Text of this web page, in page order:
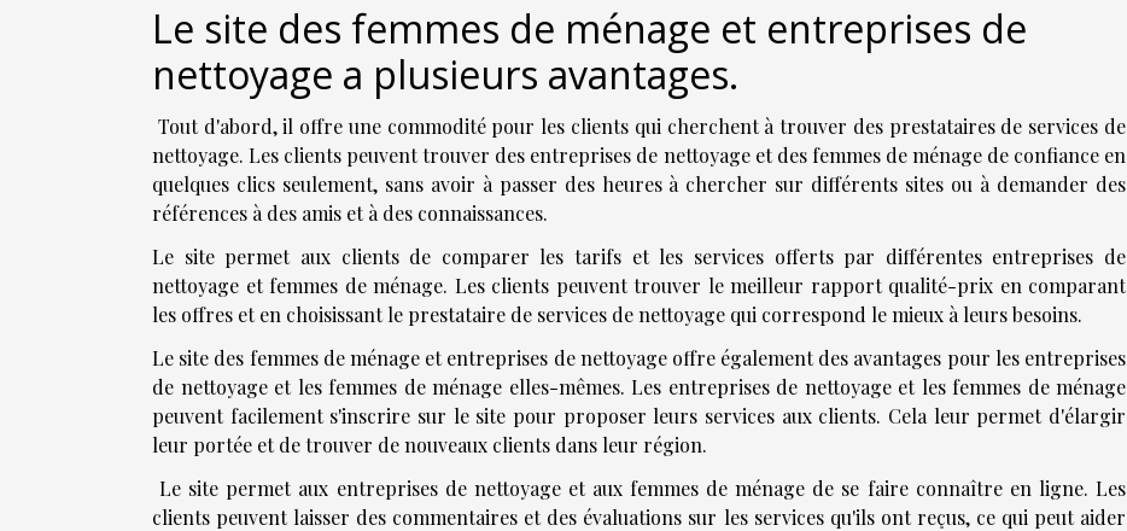
Le site des femmes de ménage et entreprises de
nettoyage a plusieurs avantages.
Tout d'abord, il offre une commodité pour les clients qui cherchent à trouver des prestataires de services de
nettoyage. Les clients peuvent trouver des entreprises de nettoyage et des femmes de ménage de confiance en
quelques clics seulement, sans avoir à passer des heures à chercher sur différents sites ou à demander des
références à des amis et à des connaissances.
Le site permet aux clients de comparer les tarifs et les services offerts par différentes entreprises de
nettoyage et femmes de ménage. Les clients peuvent trouver le meilleur rapport qualité-prix en comparant
les offres et en choisissant le prestataire de services de nettoyage qui correspond le mieux à leurs besoins.
Le site des femmes de ménage et entreprises de nettoyage offre également des avantages pour les entreprises
de nettoyage et les femmes de ménage elles-mêmes. Les entreprises de nettoyage et les femmes de ménage
peuvent facilement s'inscrire sur le site pour proposer leurs services aux clients. Cela leur permet d'élargir
leur portée et de trouver de nouveaux clients dans leur région.
Le site permet aux entreprises de nettoyage et aux femmes de ménage de se faire connaître en ligne. Les
clients peuvent laisser des commentaires et des évaluations sur les services qu'ils ont reçus, ce qui peut aider